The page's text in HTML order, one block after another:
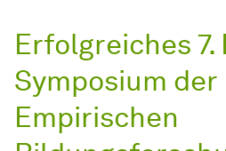
Erfolgreiches
Symposium der
Empirischen